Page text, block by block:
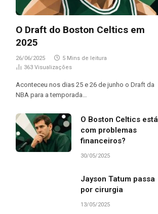
O Draft do Boston Celtics em
2025
26/06/2025
5 Mins de leitura
363 Visualizações
Aconteceu nos dias 25 e 26 de junho o Draft da
NBA para a temporada…
O Boston Celtics está
com problemas
financeiros?
30/05/2025
Jayson Tatum passa
por cirurgia
13/05/2025